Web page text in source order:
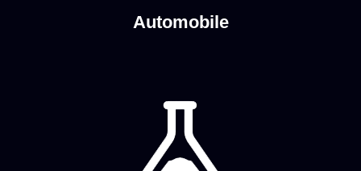
Automobile